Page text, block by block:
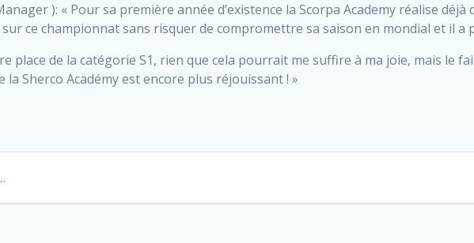
): « Pour sa première année d’existence la Scorpa Academy réalise
ce championnat sans risquer de compromettre sa saison en mondial et il a
place de la catégorie S1, rien que cela pourrait me suffire à ma joie, mais le
la Sherco Académy est encore plus réjouissant ! »